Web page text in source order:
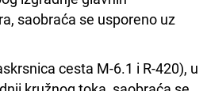
saobraća se usporeno uz
cesta M-6.1 i R-420), u